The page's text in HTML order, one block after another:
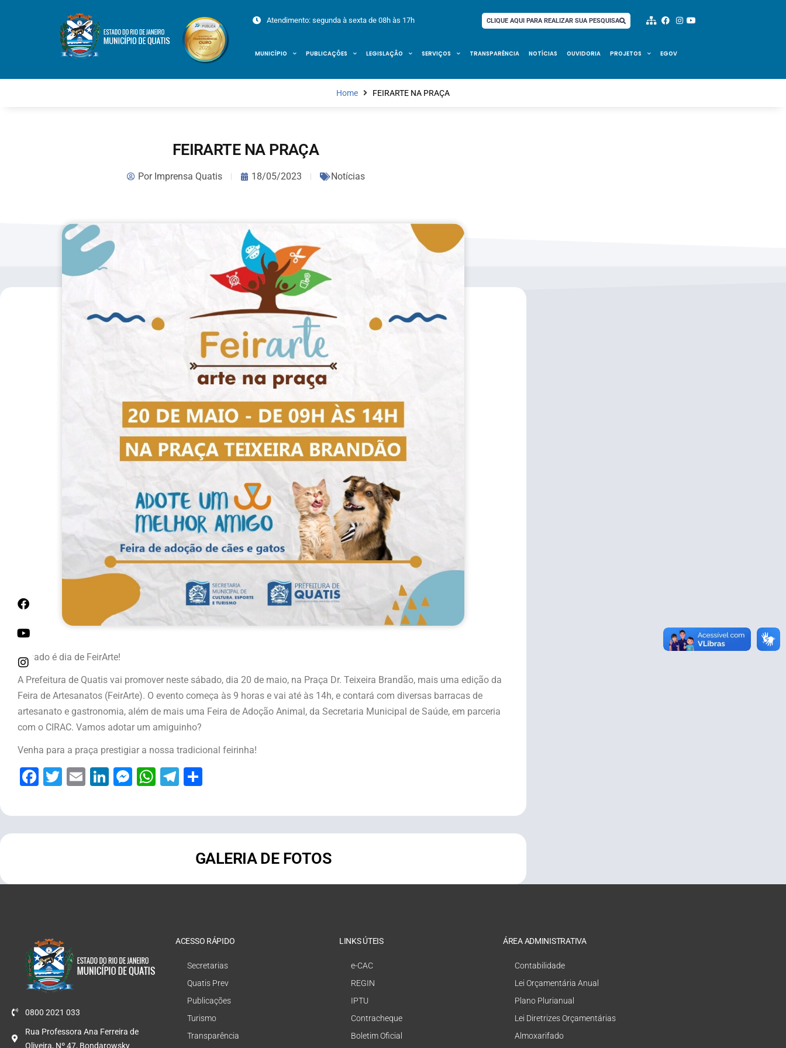
Atendimento: segunda à sexta de 08h às 17h CLIQUE AQUI PARA REALIZAR SUA PESQUISA
MUNICÍPIO PUBLICAÇÕES LEGISLAÇÃO SERVIÇOS TRANSPARÊNCIA NOTÍCIAS OUVIDORIA PROJETOS EGOV
Home FEIRARTE NA PRAÇA
FEIRARTE NA PRAÇA
PorImprensa Quatis 18/05/2023 Notícias
Sábado é dia de FeirArte!
A Prefeitura de Quatis vai promover neste sábado, dia 20 de maio, na Praça Dr. Teixeira Brandão, mais uma edição da
Feira de Artesanatos (FeirArte). O evento começa às 9 horas e vai até às 14h, e contará com diversas barracas de
artesanato e gastronomia, além de mais uma Feira de Adoção Animal, da Secretaria Municipal de Saúde, em parceria
com o CIRAC. Vamos adotar um amiguinho?
Venha para a praça prestigiar a nossa tradicional feirinha!
Facebook
Twitter
EmailLinkedIn
Messenger
WhatsApp
Telegram
GALERIA DE FOTOS
0800 2021 033
Rua Professora Ana Ferreira de
Oliveira, Nº 47, Bondarowsky
ACESSO RÁPIDO
Secretarias
Quatis Prev
Publicações
Turismo
Transparência
LINKS ÚTEIS
e-CAC
REGIN
IPTU
Contracheque
Boletim Oficial
ÁREA ADMINISTRATIVA
Contabilidade
Lei Orçamentária Anual
Plano Plurianual
Lei Diretrizes Orçamentárias
Almoxarifado